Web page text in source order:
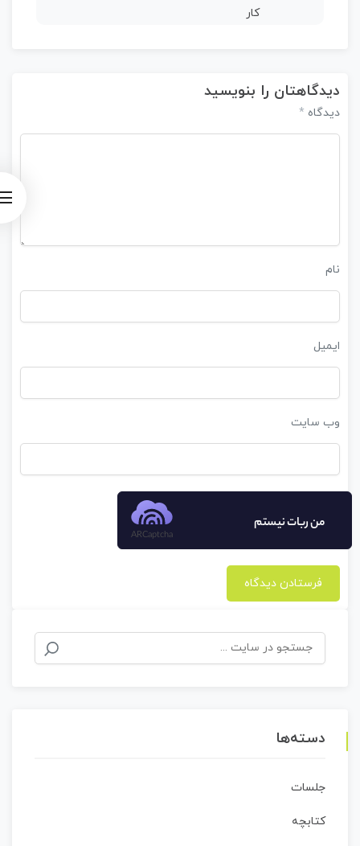
کار
دیدگاهتان را بنویسید
دیدگاه *
نام
ایمیل
وب‌ سایت
من ربات نیستم
ARCaptcha
جستجو
برای:
دسته‌ها
جلسات
کتابچه